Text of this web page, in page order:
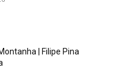
| Filipe Pina